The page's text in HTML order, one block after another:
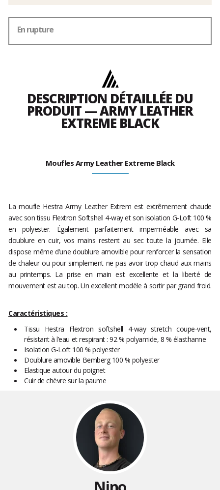
En rupture
DESCRIPTION DÉTAILLÉE DU
PRODUIT — ARMY LEATHER
EXTREME BLACK
Moufles Army Leather Extreme Black
La moufle Hestra Army Leather Extrem est extrêmement chaude
avec son tissu Flextron Softshell 4-way et son isolation G-Loft 100 %
en polyester. Également parfaitement imperméable avec sa
doublure en cuir, vos mains restent au sec toute la journée. Elle
dispose même d’une doublure amovible pour renforcer la sensation
de chaleur ou pour simplement ne pas avoir trop chaud aux mains
au printemps. La prise en main est excellente et la liberté de
mouvement est au top. Un excellent modèle à sortir par grand froid.
Caractéristiques :
Tissu Hestra Flextron softshell 4-way stretch coupe-vent,
résistant à l’eau et respirant : 92 % polyamide, 8 % élasthanne
Isolation G-Loft 100 % polyester
Doublure amovible Bemberg 100 % polyester
Elastique autour du poignet
Cuir de chèvre sur la paume